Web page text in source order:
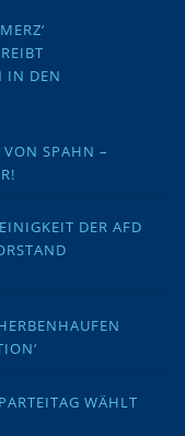
IN DEN
SPAHN –
DER AFD
WÄHLT